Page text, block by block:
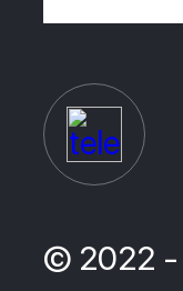
© 2022